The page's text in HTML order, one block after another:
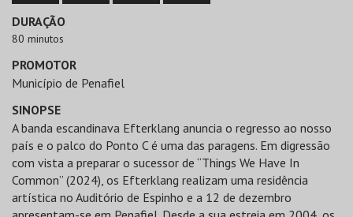
DURAÇÃO
80 minutos
PROMOTOR
Município de Penafiel
SINOPSE
A banda escandinava Efterklang anuncia o regresso ao nosso
país e o palco do Ponto C é uma das paragens. Em digressão
com vista a preparar o sucessor de “Things We Have In
Common” (2024), os Efterklang realizam uma residência
artística no Auditório de Espinho e a 12 de dezembro